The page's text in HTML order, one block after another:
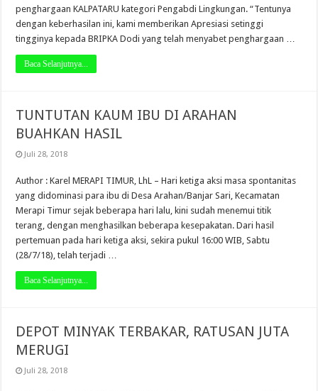
penghargaan KALPATARU kategori Pengabdi Lingkungan. “Tentunya
dengan keberhasilan ini, kami memberikan Apresiasi setinggi
tingginya kepada BRIPKA Dodi yang telah menyabet penghargaan …
Baca Selanjutnya...
TUNTUTAN KAUM IBU DI ARAHAN
BUAHKAN HASIL
Juli 28, 2018
Author : Karel MERAPI TIMUR, LhL – Hari ketiga aksi masa spontanitas
yang didominasi para ibu di Desa Arahan/Banjar Sari, Kecamatan
Merapi Timur sejak beberapa hari lalu, kini sudah menemui titik
terang, dengan menghasilkan beberapa kesepakatan. Dari hasil
pertemuan pada hari ketiga aksi, sekira pukul 16:00 WIB, Sabtu
(28/7/18), telah terjadi …
Baca Selanjutnya...
DEPOT MINYAK TERBAKAR, RATUSAN JUTA
MERUGI
Juli 28, 2018